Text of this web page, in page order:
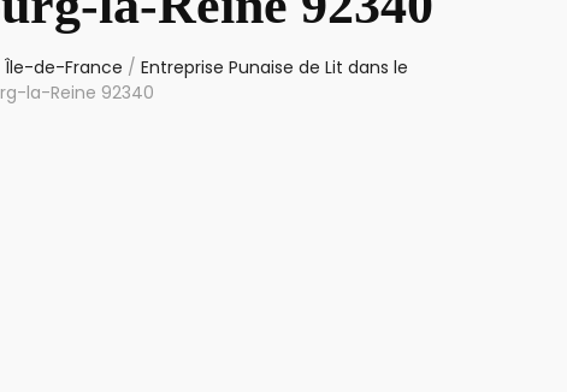
Île-de-France / Entreprise Punaise de Lit dans le
la-Reine 92340